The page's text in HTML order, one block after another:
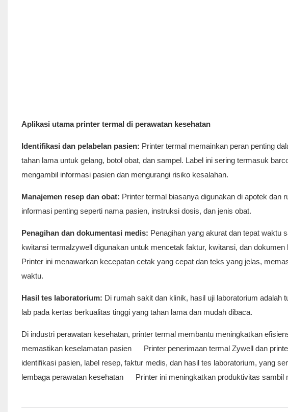
Aplikasi utama printer termal di perawatan kesehatan
Identifikasi dan pelabelan pasien: Printer termal memainkan peran penting
tahan lama untuk gelang, botol obat, dan sampel. Label ini sering termasuk
mengambil informasi pasien dan mengurangi risiko kesalahan.
Manajemen resep dan obat: Printer termal biasanya digunakan di apotek dan
informasi penting seperti nama pasien, instruksi dosis, dan jenis obat.
Penagihan dan dokumentasi medis: Penagihan yang akurat dan tepat waktu
kwitansi termalzywell digunakan untuk mencetak faktur, kwitansi, dan
Printer ini menawarkan kecepatan cetak yang cepat dan teks yang jelas,
waktu.
Hasil tes laboratorium: Di rumah sakit dan klinik, hasil uji laboratorium
lab pada kertas berkualitas tinggi yang tahan lama dan mudah dibaca.
Di industri perawatan kesehatan, printer termal membantu meningkatkan
memastikan keselamatan pasien Printer penerimaan termal Zywell dan
identifikasi pasien, label resep, faktur medis, dan hasil tes laboratorium, yang
lembaga perawatan kesehatan Printer ini meningkatkan produktivitas sambil